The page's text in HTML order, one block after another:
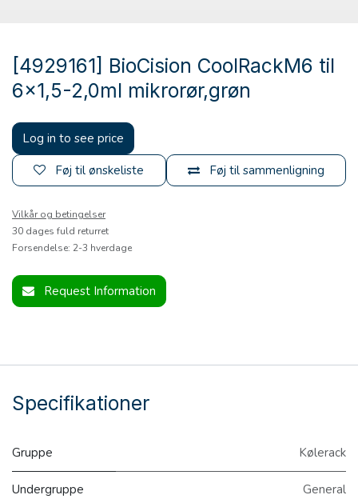
[4929161] BioCision CoolRackM6 til
6x1,5-2,0ml mikrorør,grøn
Log in to see price
Føj til sammenligning
Føj til ønskeliste
Vilkår og betingelser
30 dages fuld returret
Forsendelse: 2-3 hverdage
Request Information
Specifikationer
Gruppe Kølerack
Undergruppe General